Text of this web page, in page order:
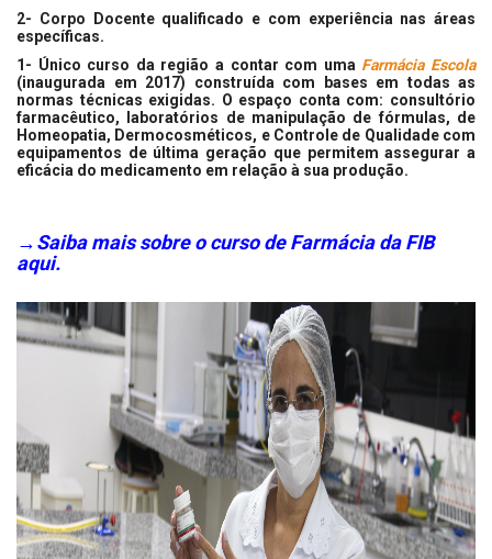
2- Corpo Docente qualificado e com experiência nas áreas
específicas.
1- Único curso da região a contar com uma Farmácia Escola
(inaugurada em 2017) construída com bases em todas as
normas técnicas exigidas. O espaço conta com: consultório
farmacêutico, laboratórios de manipulação de fórmulas, de
Homeopatia, Dermocosméticos, e Controle de Qualidade com
equipamentos de última geração que permitem assegurar a
eficácia do medicamento em relação à sua produção.
→Saiba mais sobre o curso de Farmácia da FIB
aqui.